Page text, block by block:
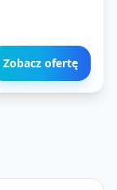
Zobacz ofertę